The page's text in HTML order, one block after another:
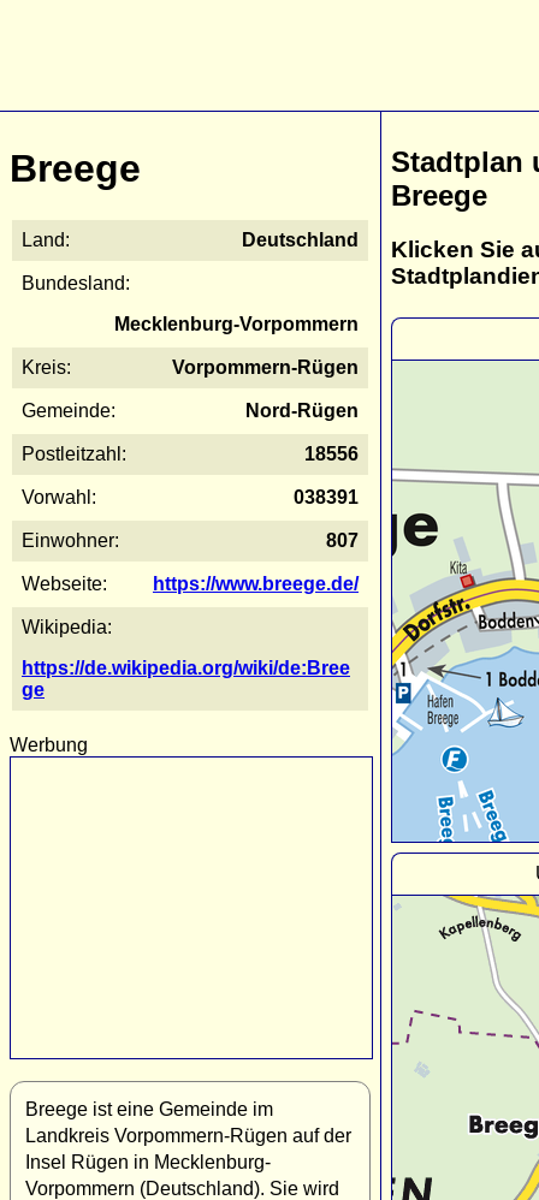
Breege
Land: Deutschland
Bundesland:
Mecklenburg-Vorpommern
Kreis: Vorpommern-Rügen
Gemeinde: Nord-Rügen
Postleitzahl: 18556
Vorwahl: 038391
Einwohner: 807
Webseite: https://www.breege.de/
Wikipedia:
https://de.wikipedia.org/wiki/de:Bree
ge
Werbung
Breege ist eine Gemeinde im
Landkreis Vorpommern-Rügen auf der
Insel Rügen in Mecklenburg-
Vorpommern (Deutschland). Sie wird
Stadtplan
Breege
Klicken Sie